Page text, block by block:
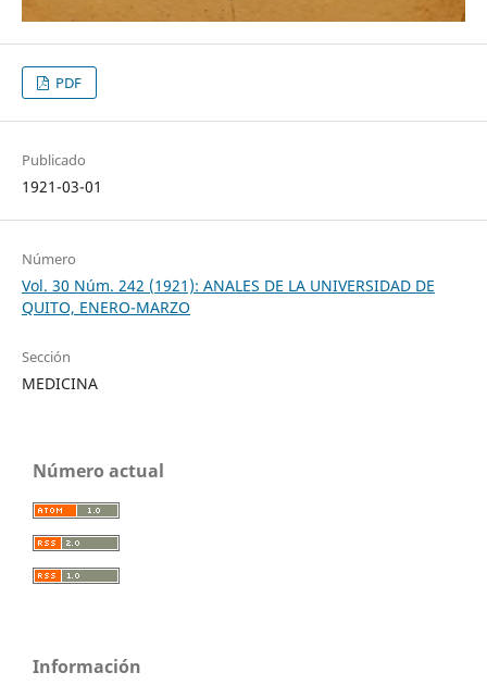
PDF
Publicado
1921-03-01
Número
Vol. 30 Núm. 242 (1921): ANALES DE LA UNIVERSIDAD DE
QUITO, ENERO-MARZO
Sección
MEDICINA
Número actual
Información